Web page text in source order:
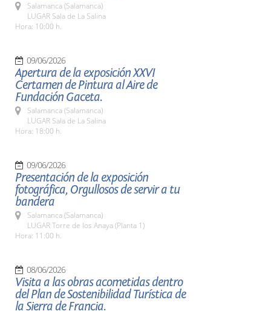
Salamanca (Salamanca)
LUGAR Sala de La Salina
Hora: 10:00 h.
09/06/2026
Apertura de la exposición XXVI
Certamen de Pintura al Aire de
Fundación Gaceta.
Salamanca (Salamanca)
LUGAR Sala de La Salina
Hora: 18:00 h.
09/06/2026
Presentación de la exposición
fotográfica, Orgullosos de servir a tu
bandera
Salamanca (Salamanca)
LUGAR Torre de los Anaya (Planta 1)
Hora: 11:00 h.
08/06/2026
Visita a las obras acometidas dentro
del Plan de Sostenibilidad Turística de
la Sierra de Francia.